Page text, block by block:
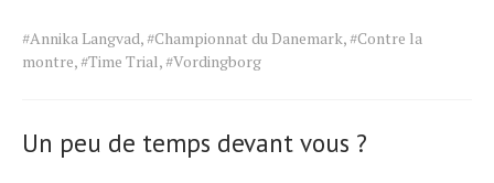
Tags
for
#Annika Langvad,#Championnat du Danemark,#Contre la
montre,#Time Trial,#Vordingborg
Un peu de temps devant vous ?